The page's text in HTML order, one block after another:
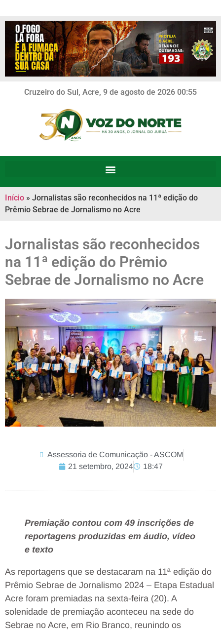
Cruzeiro do Sul, Acre, 9 de agosto de 2026 00:55
Início » Jornalistas são reconhecidos na 11ª edição do
Prêmio Sebrae de Jornalismo no Acre
Jornalistas são reconhecidos
na 11ª edição do Prêmio
Sebrae de Jornalismo no Acre
Assessoria de Comunicação - ASCOM
21 setembro, 2024
18:47
Premiação contou com 49 inscrições de
reportagens produzidas em áudio, vídeo
e texto
As reportagens que se destacaram na 11ª edição do
Prêmio Sebrae de Jornalismo 2024 – Etapa Estadual
Acre foram premiadas na sexta-feira (20). A
solenidade de premiação aconteceu na sede do
Sebrae no Acre, em Rio Branco, reunindo os